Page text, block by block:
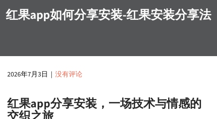
红果app如何分享安装-红果安装分享法
2026年7月3日 | 没有评论
红果app分享安装，一场技术与情感的
交织之旅